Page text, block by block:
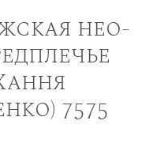
нео-
7575